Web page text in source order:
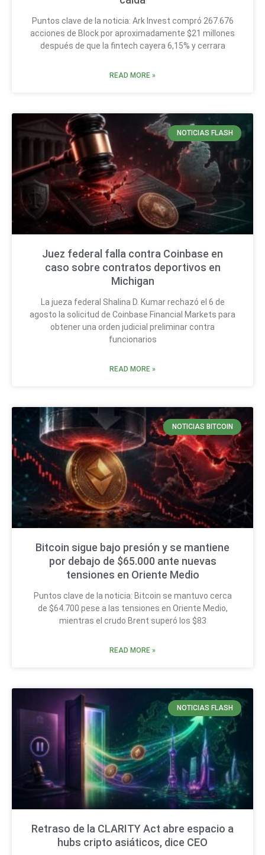
Puntos clave de la noticia: Ark Invest compró 267.676
acciones de Block por aproximadamente $21 millones
después de que la fintech cayera 6,15% y cerrara
READ MORE »
NOTICIAS FLASH
Juez federal falla contra Coinbase en
caso sobre contratos deportivos en
Michigan
La jueza federal Shalina D. Kumar rechazó el 6 de
agosto la solicitud de Coinbase Financial Markets para
obtener una orden judicial preliminar contra
funcionarios
READ MORE »
NOTICIAS BITCOIN
Bitcoin sigue bajo presión y se mantiene
por debajo de $65.000 ante nuevas
tensiones en Oriente Medio
Puntos clave de la noticia: Bitcoin se mantuvo cerca
de $64.700 pese a las tensiones en Oriente Medio,
mientras el crudo Brent superó los $83
READ MORE »
NOTICIAS FLASH
Retraso de la CLARITY Act abre espacio a
hubs cripto asiáticos, dice CEO